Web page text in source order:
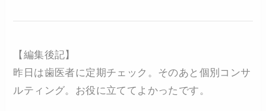
【編集後記】
昨日は歯医者に定期チェック。そのあと個別コンサ
ルティング。お役に立ててよかったです。